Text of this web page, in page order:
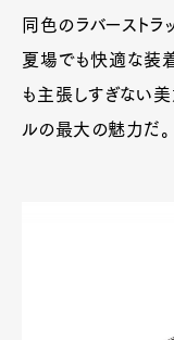
同色のラバーストラ
夏場でも快適な装
も主張しすぎない
ルの最大の魅力だ。